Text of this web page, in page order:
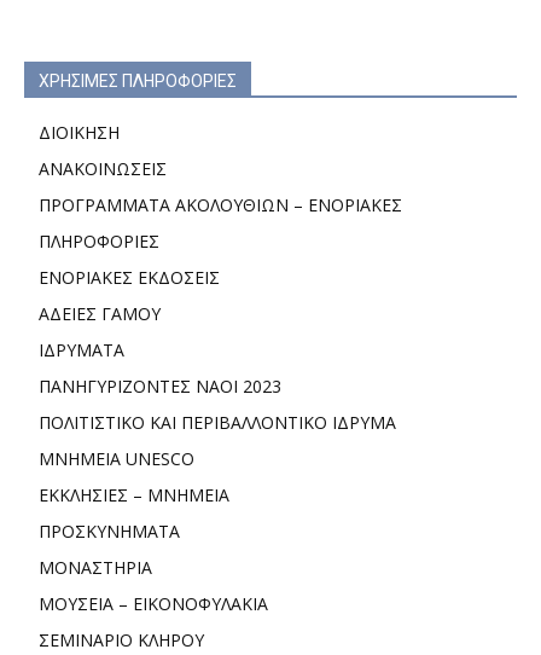
ΧΡΗΣΙΜΕΣ ΠΛΗΡΟΦΟΡΙΕΣ
ΔΙΟΙΚΗΣΗ
ΑΝΑΚΟΙΝΩΣΕΙΣ
ΠΡΟΓΡΑΜΜΑΤΑ ΑΚΟΛΟΥΘΙΩΝ – ΕΝΟΡΙΑΚΕΣ
ΠΛΗΡΟΦΟΡΙΕΣ
ΕΝΟΡΙΑΚΕΣ ΕΚΔΟΣΕΙΣ
ΑΔΕΙΕΣ ΓΑΜΟΥ
ΙΔΡΥΜΑΤΑ
ΠΑΝΗΓΥΡΙΖΟΝΤΕΣ ΝΑΟΙ 2023
ΠΟΛΙΤΙΣΤΙΚΟ ΚΑΙ ΠΕΡΙΒΑΛΛΟΝΤΙΚΟ ΙΔΡΥΜΑ
ΜΝΗΜΕΙΑ UNESCO
ΕΚΚΛΗΣΙΕΣ – ΜΝΗΜΕΙΑ
ΠΡΟΣΚΥΝΗΜΑΤΑ
ΜΟΝΑΣΤΗΡΙΑ
ΜΟΥΣΕΙΑ – ΕΙΚΟΝΟΦΥΛΑΚΙΑ
ΣΕΜΙΝΑΡΙΟ ΚΛΗΡΟΥ